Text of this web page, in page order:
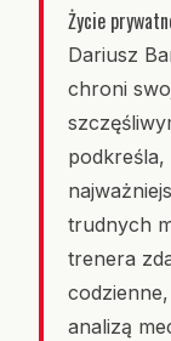
Życie
Dariusz
chroni
podkreśla,
trudnych
trenera
analizą